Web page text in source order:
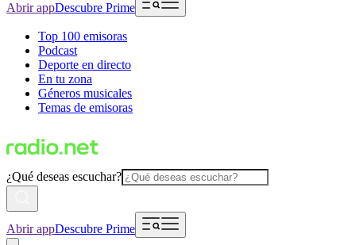
Abrir appDescubre Prime
Top 100 emisoras
Podcast
Deporte en directo
En tu zona
Géneros musicales
Temas de emisoras
¿Qué deseas escuchar?
Abrir appDescubre Prime